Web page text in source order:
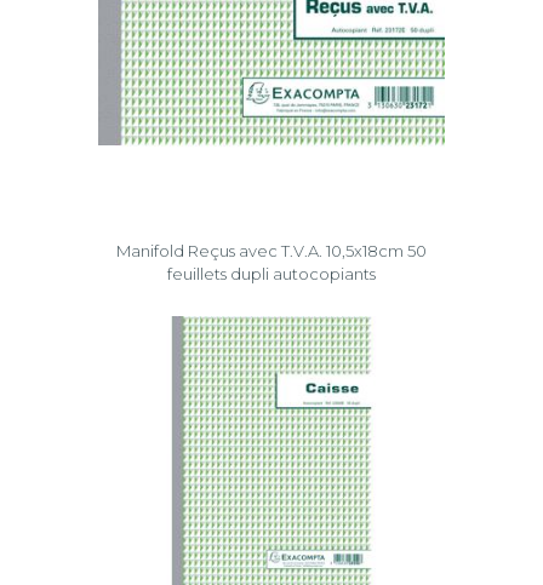
Manifold Reçus avec T.V.A. 10,5x18cm 50
feuillets dupli autocopiants